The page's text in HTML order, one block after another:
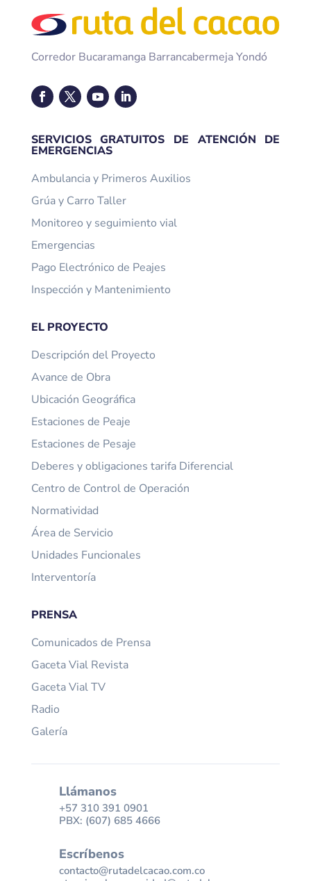
Corredor Bucaramanga Barrancabermeja Yondó
SERVICIOS GRATUITOS DE ATENCIÓN DE
EMERGENCIAS
Ambulancia y Primeros Auxilios
Grúa y Carro Taller
Monitoreo y seguimiento vial
Emergencias
Pago Electrónico de Peajes
Inspección y Mantenimiento
EL PROYECTO
Descripción del Proyecto
Avance de Obra
Ubicación Geográfica
Estaciones de Peaje
Estaciones de Pesaje
Deberes y obligaciones tarifa Diferencial
Centro de Control de Operación
Normatividad
Área de Servicio
Unidades Funcionales
Interventoría
PRENSA
Comunicados de Prensa
Gaceta Vial Revista
Gaceta Vial TV
Radio
Galería
Llámanos
+57 310 391 0901
PBX: (607) 685 4666
Escríbenos
contacto@rutadelcacao.com.co